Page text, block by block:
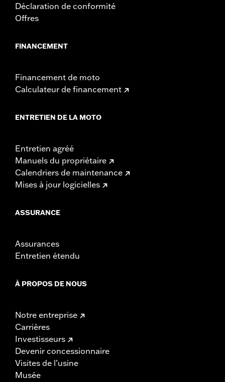
Déclaration de conformité
Offres
FINANCEMENT
Financement de moto
Calculateur de financement
ENTRETIEN DE LA MOTO
Entretien agréé
Manuels du propriétaire
Calendriers de maintenance
Mises à jour logicielles
ASSURANCE
Assurances
Entretien étendu
À PROPOS DE NOUS
Notre entreprise
Carrières
Investisseurs
Devenir concessionnaire
Visites de l’usine
Musée